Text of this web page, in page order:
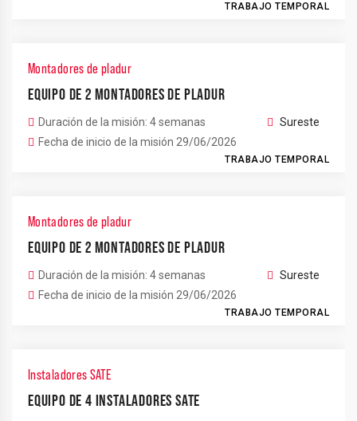
TRABAJO TEMPORAL
Montadores de pladur
EQUIPO DE 2 MONTADORES DE PLADUR
Duración de la misión: 4 semanas
Fecha de inicio de la misión 29/06/2026
Sureste
TRABAJO TEMPORAL
Montadores de pladur
EQUIPO DE 2 MONTADORES DE PLADUR
Duración de la misión: 4 semanas
Fecha de inicio de la misión 29/06/2026
Sureste
TRABAJO TEMPORAL
Instaladores SATE
EQUIPO DE 4 INSTALADORES SATE